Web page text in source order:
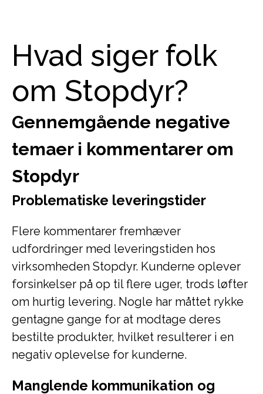
Hvad siger folk
om Stopdyr?
Gennemgående negative
temaer i kommentarer om
Stopdyr
Problematiske leveringstider
Flere kommentarer fremhæver
udfordringer med leveringstiden hos
virksomheden Stopdyr. Kunderne oplever
forsinkelser på op til flere uger, trods løfter
om hurtig levering. Nogle har måttet rykke
gentagne gange for at modtage deres
bestilte produkter, hvilket resulterer i en
negativ oplevelse for kunderne.
Manglende kommunikation og